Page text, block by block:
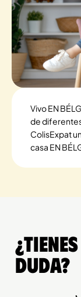
Vivo EN
de
ColisExpat
casa EN
duda?